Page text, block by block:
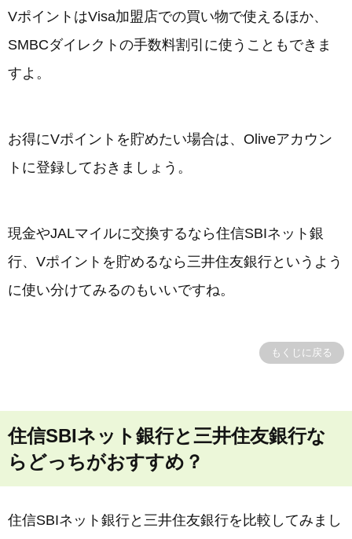
VポイントはVisa加盟店での買い物で使えるほか、
SMBCダイレクトの手数料割引に使うこともできま
すよ。
お得にVポイントを貯めたい場合は、Oliveアカウン
トに登録しておきましょう。
現金やJALマイルに交換するなら住信SBIネット銀
行、Vポイントを貯めるなら三井住友銀行というよう
に使い分けてみるのもいいですね。
もくじに戻る
住信SBIネット銀行と三井住友銀行な
らどっちがおすすめ？
住信SBIネット銀行と三井住友銀行を比較してみまし